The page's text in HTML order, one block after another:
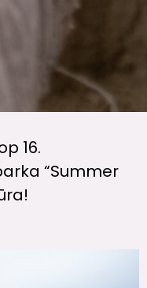
16.
“Summer